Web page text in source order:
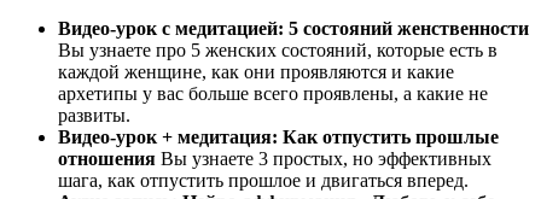
Видео-урок с медитацией: 5 состояний женственности
Вы узнаете про 5 женских состояний, которые есть в
каждой женщине, как они проявляются и какие
архетипы у вас больше всего проявлены, а какие не
развиты.
Видео-урок + медитация: Как отпустить прошлые
отношения Вы узнаете 3 простых, но эффективных
шага, как отпустить прошлое и двигаться вперед.